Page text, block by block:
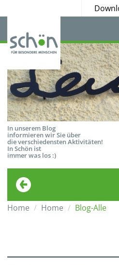
In unserem Blog
informieren wir Sie über
die verschiedensten Aktivitäten!
In Schön ist
immer was los :)
Home Home Blog-Alle